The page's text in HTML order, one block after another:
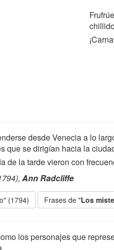
desde Venecia a lo
que se dirigían hacia la
de la tarde vieron con
Ann Radcliffe
(1794) Frases de "Los
los personajes que